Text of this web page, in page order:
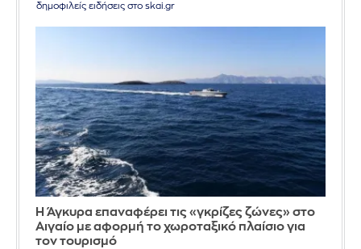
δημοφιλείς ειδήσεις στο skai.gr
Η Άγκυρα επαναφέρει τις «γκρίζες ζώνες» στο
Αιγαίο με αφορμή το χωροταξικό πλαίσιο για
τον τουρισμό